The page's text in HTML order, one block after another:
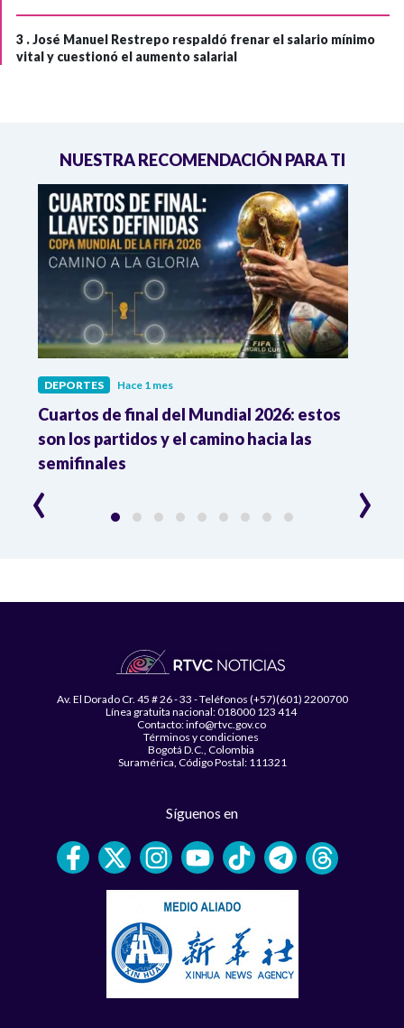
3 .José Manuel Restrepo respaldó frenar el salario mínimo
vital y cuestionó el aumento salarial
NUESTRA RECOMENDACIÓN PARA TI
DEPORTES Hace 1 mes
Cuartos de final del Mundial 2026: estos
son los partidos y el camino hacia las
semifinales
‹ ›
Av. El Dorado Cr. 45 # 26 - 33 - Teléfonos (+57)(601) 2200700
Línea gratuita nacional: 018000 123 414
Contacto: info@rtvc.gov.co
Términos y condiciones
Bogotá D.C., Colombia
Suramérica, Código Postal: 111321
Síguenos en